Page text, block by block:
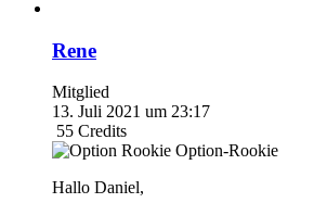
Rene
Mitglied
13. Juli 2021 um 23:17
55 Credits
Option-Rookie
Hallo Daniel,